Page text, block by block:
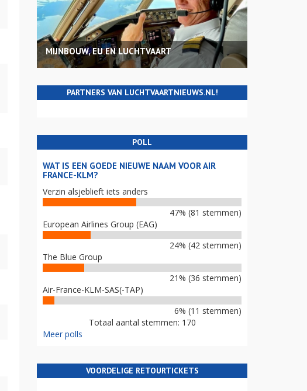
MIJNBOUW, EU EN LUCHTVAART
PARTNERS VAN LUCHTVAARTNIEUWS.NL!
POLL
WAT IS EEN GOEDE NIEUWE NAAM VOOR AIR
FRANCE-KLM?
Verzin alsjeblieft iets anders
47% (81 stemmen)
European Airlines Group (EAG)
24% (42 stemmen)
The Blue Group
21% (36 stemmen)
Air-France-KLM-SAS(-TAP)
6% (11 stemmen)
Totaal aantal stemmen: 170
Meer polls
VOORDELIGE RETOURTICKETS